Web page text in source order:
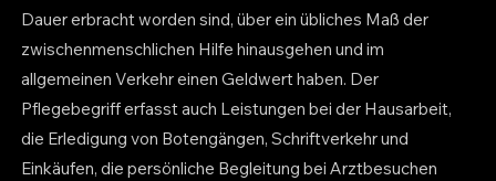
Dauer erbracht worden sind, über ein übliches Maß der
zwischenmenschlichen Hilfe hinausgehen und im
allgemeinen Verkehr einen Geldwert haben. Der
Pflegebegriff erfasst auch Leistungen bei der Hausarbeit,
die Erledigung von Botengängen, Schriftverkehr und
Einkäufen, die persönliche Begleitung bei Arztbesuchen